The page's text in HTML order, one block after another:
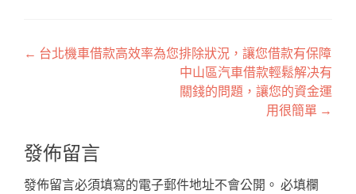
文
覽
← 台北機車借款高效率為您排除狀況，讓您借款有保障
中山區汽車借款輕鬆解决有
關錢的問題，讓您的資金運
用很簡單 →
發佈留言
發佈留言必須填寫的電子郵件地址不會公開。 必填欄